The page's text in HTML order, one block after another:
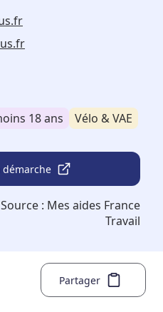
18 ans Vélo & VAE
démarche
Source : Mes aides France
Travail
Partager